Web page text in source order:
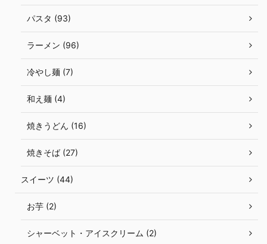
パスタ (93)
ラーメン (96)
冷やし麺 (7)
和え麺 (4)
焼きうどん (16)
焼きそば (27)
スイーツ (44)
お芋 (2)
シャーベット・アイスクリーム (2)